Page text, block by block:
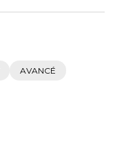
AVANCÉ